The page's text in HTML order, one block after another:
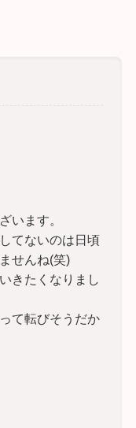
います。
てないのは日頃
せんね(笑)
きたくなりまし
て転びそうだか